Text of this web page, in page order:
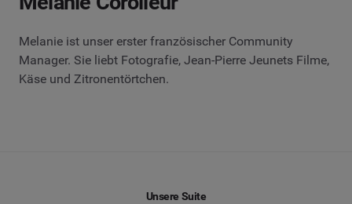
Melanie ist unser erster französischer Community
Manager. Sie liebt Fotografie, Jean-Pierre Jeunets Filme,
Käse und Zitronentörtchen.
Unsere Suite